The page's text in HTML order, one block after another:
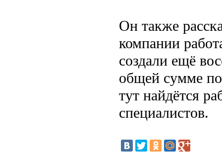
Он также
компании
создали ещё
общей сумме
тут найдётся
специалистов.